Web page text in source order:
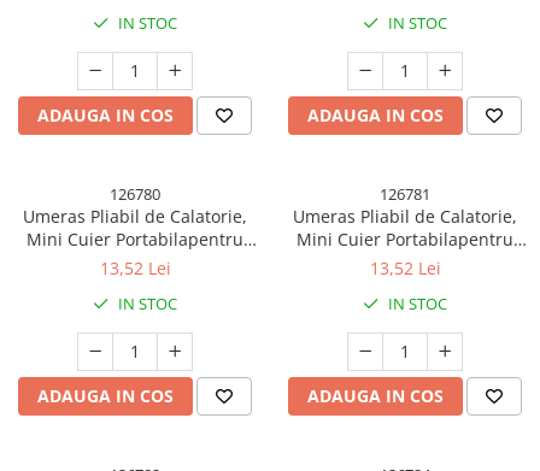
PP, 7.5x7.5x3 cm
IN STOC
ADAUGA IN COS
Negru, PP, 7.5x7.5x3 cm
IN STOC
ADAUGA IN COS
126780
Umeras Pliabil de Calatorie,
Mini Cuier Portabilapentru
Haine, Suport de Uscare,
13,52 Lei
IN STOC
ADAUGA IN COS
126781
Umeras Pliabil de Calatorie,
Mini Cuier Portabilapentru
Haine, Suport de Uscare,
13,52 Lei
IN STOC
ADAUGA IN COS